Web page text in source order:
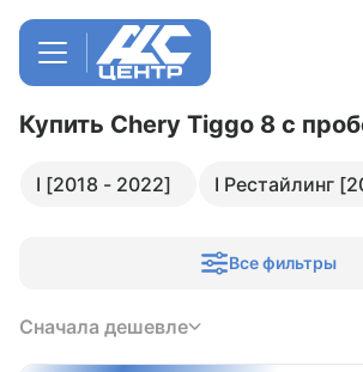
Купить Chery Tiggo 8 с
I [2018 - 2022] I Рестайлинг
Все фильтры
Сначала дешевле